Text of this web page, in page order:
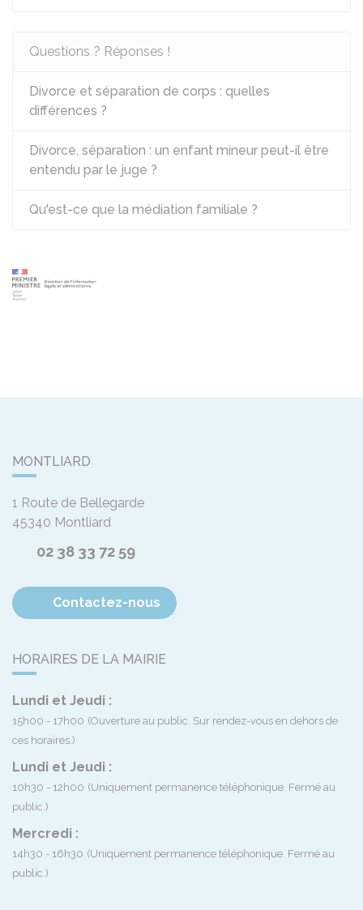
Questions ? Réponses !
Divorce et séparation de corps : quelles
différences ?
Divorce, séparation : un enfant mineur peut-il être
entendu par le juge ?
Qu'est-ce que la médiation familiale ?
MONTLIARD
1 Route de Bellegarde
45340 Montliard
02 38 33 72 59
Contactez-nous
HORAIRES DE LA MAIRIE
Lundi et Jeudi :
15h00 - 17h00 (Ouverture au public. Sur rendez-vous en dehors de
ces horaires.)
Lundi et Jeudi :
10h30 - 12h00 (Uniquement permanence téléphonique. Fermé au
public.)
Mercredi :
14h30 - 16h30 (Uniquement permanence téléphonique. Fermé au
public.)